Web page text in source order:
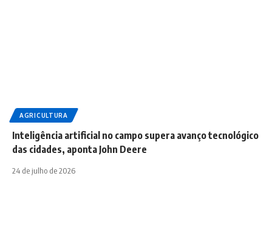
AGRICULTURA
Inteligência artificial no campo supera avanço tecnológico
das cidades, aponta John Deere
24 de julho de 2026